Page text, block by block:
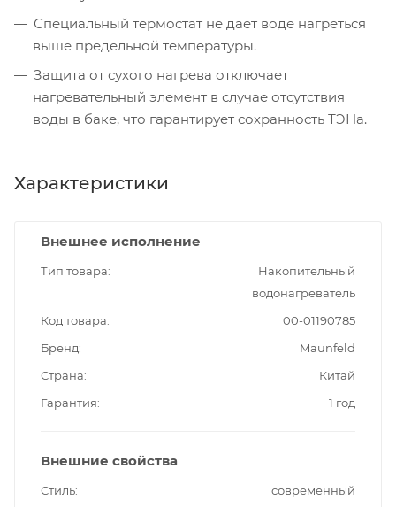
Специальный термостат не дает воде нагреться
выше предельной температуры.
Защита от сухого нагрева отключает
нагревательный элемент в случае отсутствия
воды в баке, что гарантирует сохранность ТЭНа.
Характеристики
Внешнее исполнение
Тип товара
Накопительный
водонагреватель
Код товара
00-01190785
Бренд
Maunfeld
Страна
Китай
Гарантия
1 год
Внешние свойства
Стиль современный